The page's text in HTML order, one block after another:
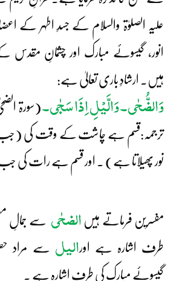
علیہ الصلوٰۃ والسلام کے جسدِ اطہر کے
انور، گیسوئے مبارک اور چشمانِ مقدس
ہیں۔ ارشادِ باری تعالیٰ ہے:
وَالضُّحٰی۔ وَالَّیْلِ اِذَا سَجٰی۔(سورۃ الضحیٰ۔
ترجمہ:قسم ہے چاشت کے وقت کی (جب
نور پھیلاتا ہے) ۔ اور قسم ہے رات کی جب
مفسرین فرماتے ہیں الضحٰی سے جمالِ
طرف اشارہ ہے اورالیل سے مراد
گیسوئے مبارک کی طرف اشارہ ہے ۔